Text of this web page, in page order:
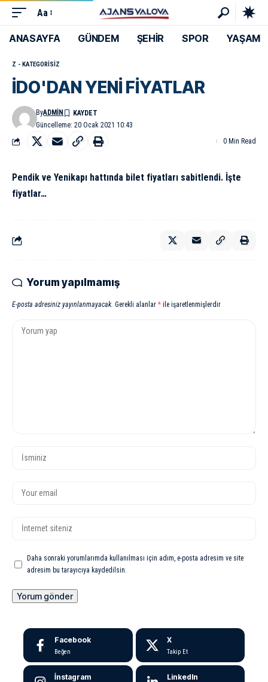
Aa
ANASAYFA GÜNDEM ŞEHİR SPOR YAŞAM
Z - KATEGORISIZ
İDO'DAN YENİ FİYATLAR
Güncelleme: 20 Ocak 2021 10:43
ByADMIN
0 Min Read
Pendik ve Yenikapı hattında bilet fiyatları sabitlendi. İşte
fiyatlar…
Yorum yapılmamış
E-posta adresiniz yayınlanmayacak. Gerekli alanlar * ile işaretlenmişlerdir
Daha sonraki yorumlarımda kullanılması için adım, e-posta adresim ve site
adresim bu tarayıcıya kaydedilsin.
Facebook
Beğen
X
Takip Et
İnstagram LinkedIn